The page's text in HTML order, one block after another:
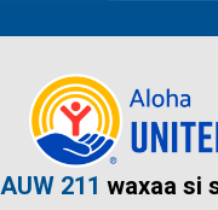
AUW 211 waxaa si